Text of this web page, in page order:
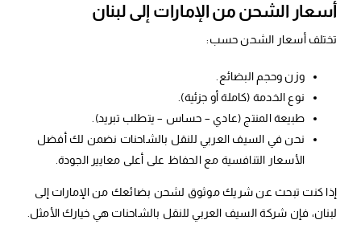
أسعار الشحن من الإمارات إلى لبنان
تختلف أسعار الشحن حسب:
وزن وحجم البضائع.
نوع الخدمة (كاملة أو جزئية).
طبيعة المنتج (عادي – حساس – يتطلب تبريد).
نحن في السيف العربي للنقل بالشاحنات نضمن لك أفضل
الأسعار التنافسية مع الحفاظ على أعلى معايير الجودة.
إذا كنت تبحث عن شريك موثوق لشحن بضائعك من الإمارات إلى
لبنان، فإن شركة السيف العربي للنقل بالشاحنات هي خيارك الأمثل.